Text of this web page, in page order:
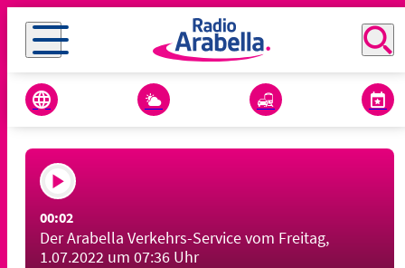
00:02
Der Arabella Verkehrs-Service vom Freitag,
1.07.2022 um 07:36 Uhr